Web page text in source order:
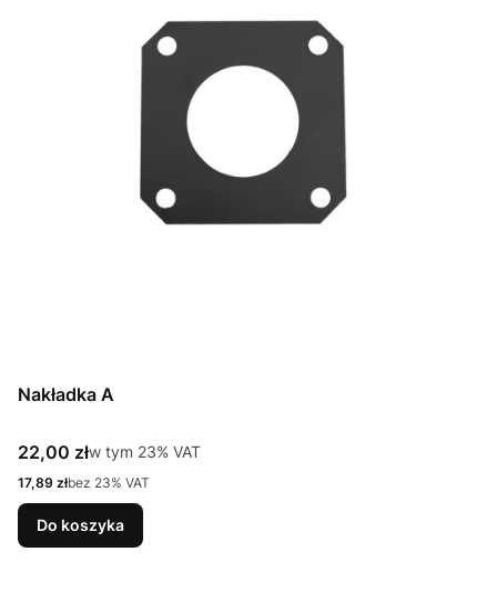
Nakładka A
Cena brutto
22,00 złw tym %s VAT
w tym 23% VAT
Cena netto
17,89 złbez 23% VAT
Do koszyka